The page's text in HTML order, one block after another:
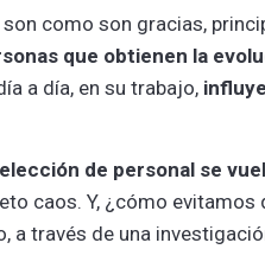
como son gracias,
que obtienen la
a día, en su trabajo,
de personal se
caos. Y, ¿cómo
a través de una